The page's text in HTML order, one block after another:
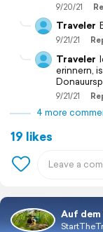
9/20/21
Traveler
9/21/21
Traveler
erinnern,
9/21/21
4 more
19 likes
Auf dem